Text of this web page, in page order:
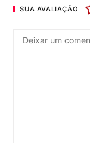
SUA AVALIAÇÃO